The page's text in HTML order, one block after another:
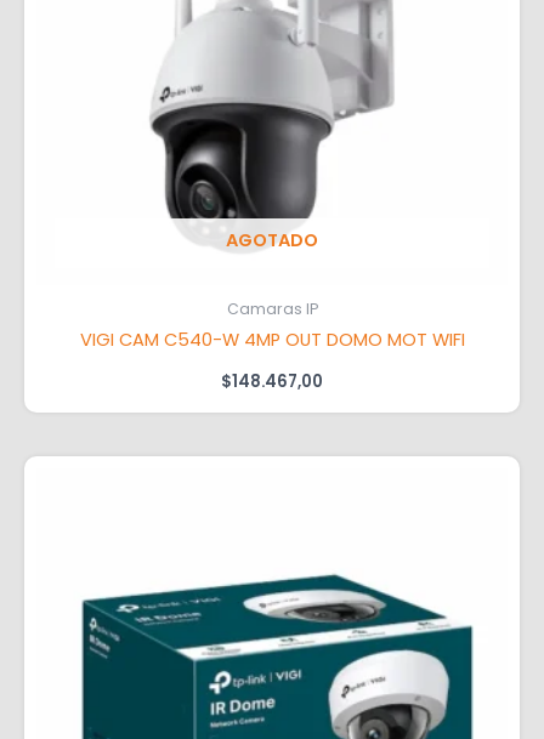
AGOTADO
Camaras IP
VIGI CAM C540-W 4MP OUT DOMO MOT WIFI
$148.467,00